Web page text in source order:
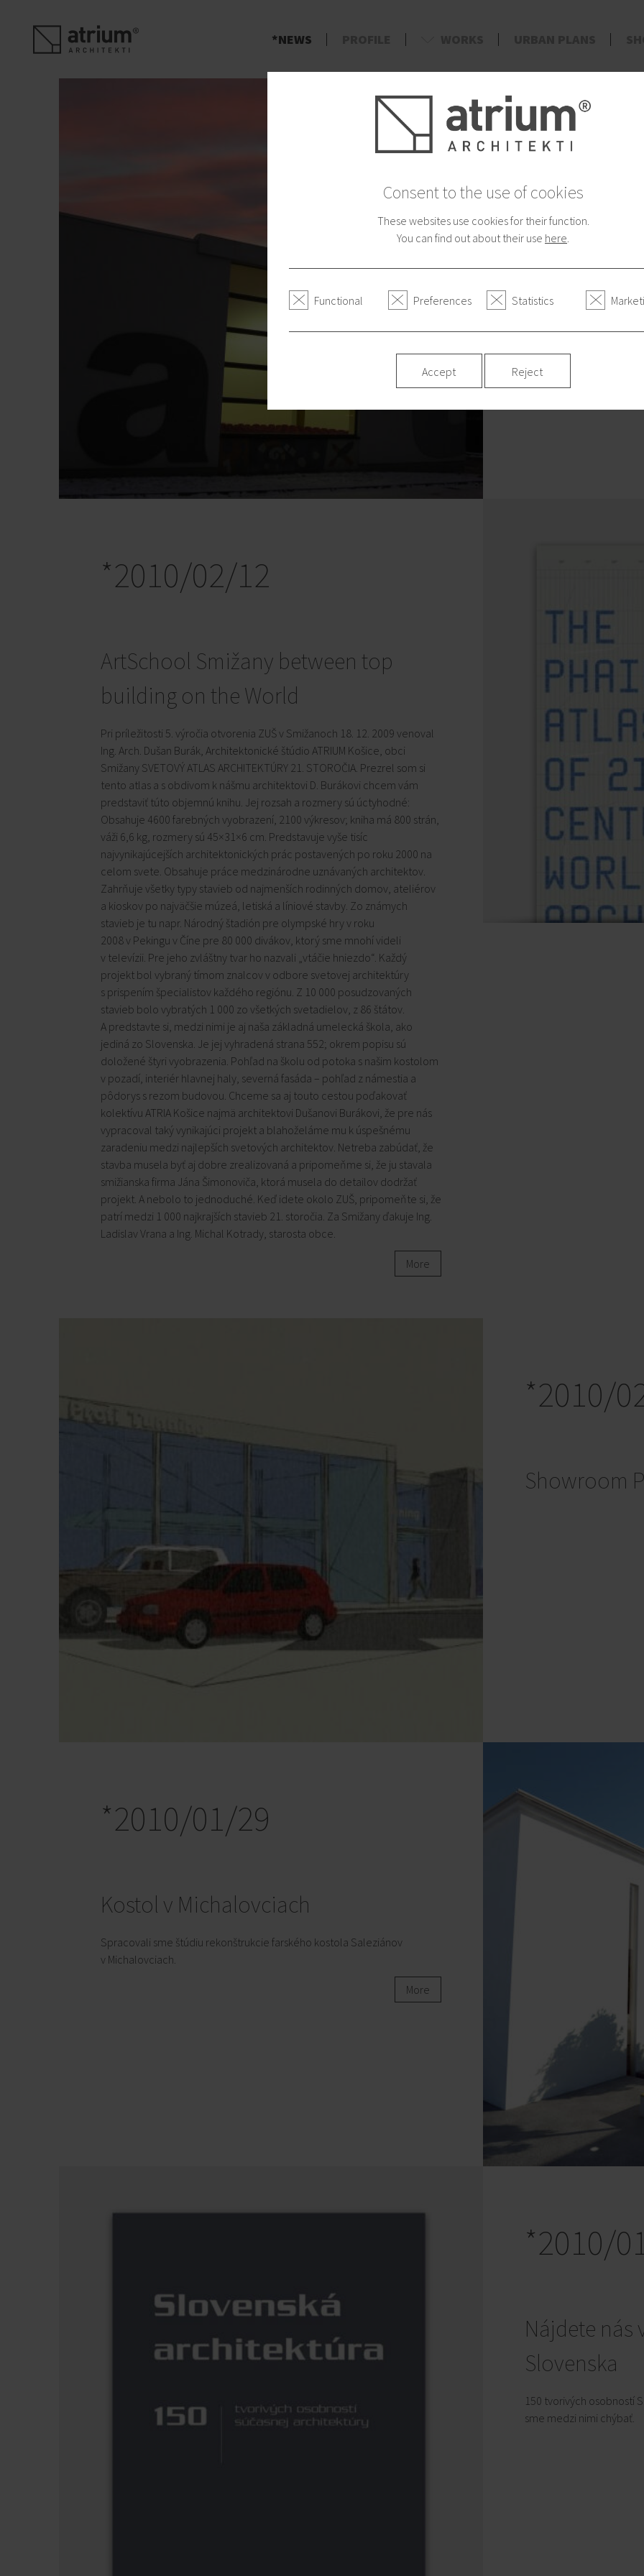
NEWS
*2010/
Atrium na
svetovej publikácie o
v relácii Slovensko
*2010/02/12
ArtSchool Smižany between top
building on the World
Pri príležitosti 5. výročia otvorenia ZUŠ v Smižanoch 18. 12. 2009 venoval
Ing. Arch. Dušan Burák, Architektonické štúdio ATRIUM Košice, obci
Smižany SVETOVÝ ATLAS ARCHITEKTÚRY 21. STOROČIA. Prezrel som si
tento atlas a s obdivom k nášmu architektovi D. Burákovi chcem vám
predstaviť túto objemnú knihu. Jej rozsah a rozmery sú úctyhodné:
Obsahuje 4600 farebných vyobrazení, 2100 výkresov; kniha má 800 strán,
váži 6,6 kg, rozmery sú 45×31×6 cm. Predstavuje vyše tisíc
najvynikajúcejších architektonických prác postavených po roku 2000 na
celom svete. Obsahuje práce medzinárodne uznávaných architektov.
Zahrňuje všetky typy stavieb od najmenších rodinných domov, ateliérov
a kioskov po najväčšie múzeá, letiská a líniové stavby. Zo známych
stavieb je tu napr. Národný štadión pre olympské hry v roku
2008 v Pekingu v Číne pre 80 000 divákov, ktorý sme mnohí videli
v televízii. Pre jeho zvláštny tvar ho nazvali „vtáčie hniezdo“. Každý
projekt bol vybraný tímom znalcov v odbore svetovej architektúry
s prispením špecialistov každého regiónu. Z 10 000 posudzovaných
stavieb bolo vybratých 1 000 zo všetkých svetadielov, z 86 štátov.
A predstavte si, medzi nimi je aj naša základná umelecká škola, ako
jediná zo Slovenska. Je jej vyhradená strana 552; okrem popisu sú
doložené štyri vyobrazenia. Pohľad na školu od potoka s našim kostolom
v pozadí, interiér hlavnej haly, severná fasáda – pohľad z námestia a
pôdorys s rezom budovou. Chceme sa aj touto cestou poďakovať
kolektívu ATRIA Košice najmä architektovi Dušanovi Burákovi, že pre nás
vypracoval taký vynikajúci projekt a blahoželáme mu k úspešnému
zaradeniu medzi najlepších svetových architektov. Netreba zabúdať, že
stavba musela byť aj dobre zrealizovaná a pripomeňme si, že ju stavala
smižianska firma Jána Šimonoviča, ktorá musela do detailov dodržať
projekt. A nebolo to jednoduché. Keď idete okolo ZUŠ, pripomeňte si, že
patrí medzi 1 000 najkrajších stavieb 21. storočia. Za Smižany ďakuje Ing.
Ladislav Vrana a Ing. Michal Kotrady, starosta obce.
More
*2010/
Showroom
*2010/01/29
Kostol v Michalovciach
Spracovali sme štúdiu rekonštrukcie farského kostola Saleziánov
v Michalovciach.
More
*2010/
Nájdete nás
Slovenska
150 tvorivých osobností
sme medzi nimi chýbať.
Consent to the use of cookies
These websites use cookies for their function.
You can find out about their use here
Functional Preferences Statistics
Accept Reject